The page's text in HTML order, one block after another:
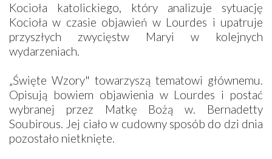
Kocioła katolickiego, który analizuje sytuację
Kocioła w czasie objawień w Lourdes i upatruje
przyszłych zwycięstw Maryi w kolejnych
wydarzeniach.
„Święte Wzory" towarzyszą tematowi głównemu.
Opisują bowiem objawienia w Lourdes i postać
wybranej przez Matkę Bożą w. Bernadetty
Soubirous. Jej ciało w cudowny sposób do dzi dnia
pozostało nietknięte.